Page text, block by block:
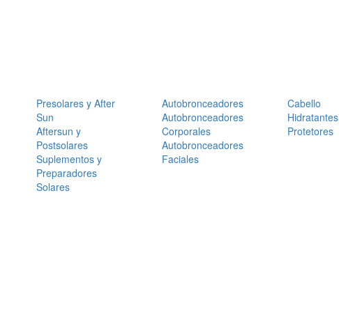
Presolares y After
Sun
Aftersun y
Postsolares
Suplementos y
Preparadores
Solares
Autobronceadores
Autobronceadores
Corporales
Autobronceadores
Faciales
Cabello
Hidratantes
Protetores